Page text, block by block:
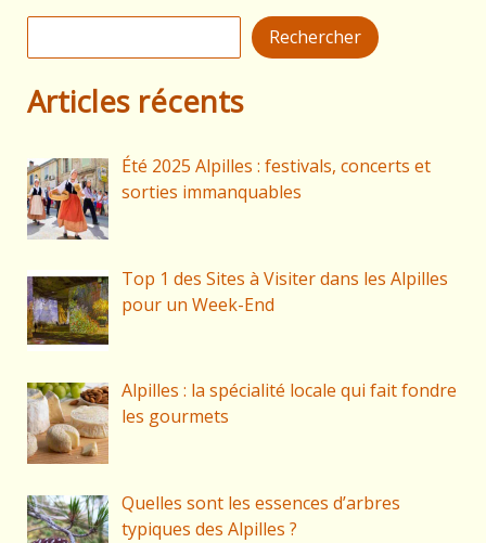
Rechercher
Articles récents
Été 2025 Alpilles : festivals, concerts et
sorties immanquables
Top 1 des Sites à Visiter dans les Alpilles
pour un Week-End
Alpilles : la spécialité locale qui fait fondre
les gourmets
Quelles sont les essences d’arbres
typiques des Alpilles ?